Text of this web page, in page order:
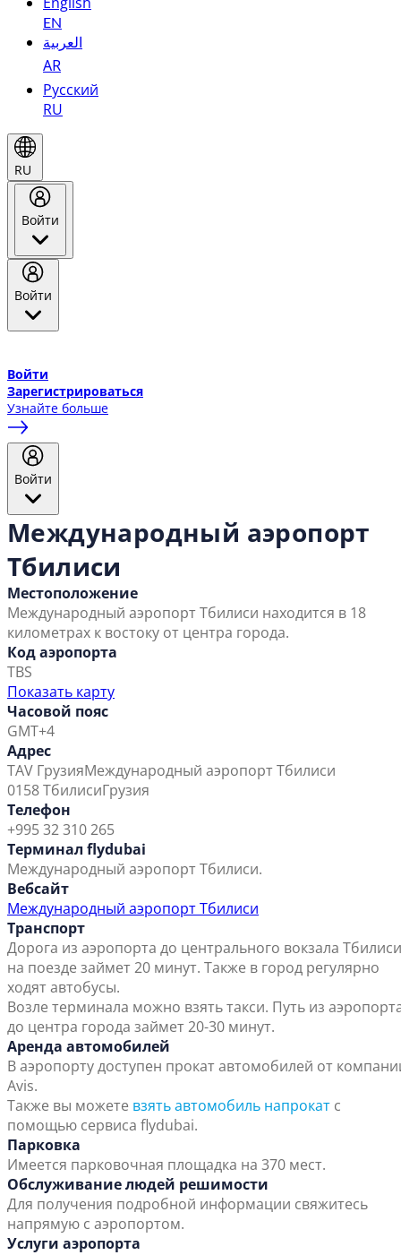
EN
العربية
AR
Русский
RU
RU
Войти
Войти
Войти
Зарегистрироваться
Узнайте больше
Войти
Международный аэропорт
Тбилиси
Местоположение
Международный аэропорт Тбилиси находится в 18
километрах к востоку от центра города.
Код аэропорта
TBS
Показать карту
Часовой пояс
GMT+4
Адрес
TAV ГрузияМеждународный аэропорт Тбилиси
0158 ТбилисиГрузия
Телефон
+995 32 310 265
Терминал flydubai
Международный аэропорт Тбилиси.
Вебсайт
Международный аэропорт Тбилиси
Транспорт
Дорога из аэропорта до центрального вокзала Тбилиси
на поезде займет 20 минут. Также в город регулярно
ходят автобусы.
Возле терминала можно взять такси. Путь из
до центра города займет 20-30 минут.
Аренда автомобилей
В аэропорту доступен прокат автомобилей от
Avis.
Также вы можете взять автомобиль напрокат с
помощью сервиса flydubai.
Парковка
Имеется парковочная площадка на 370 мест.
Обслуживание людей решимости
Для получения подробной информации свяжитесь
напрямую с аэропортом.
Услуги аэропорта